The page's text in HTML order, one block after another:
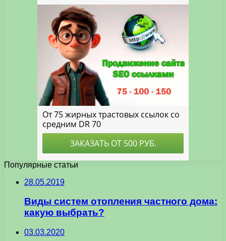
Популярные статьи
28.05.2019
Виды систем отопления частного дома:
какую выбрать?
03.03.2020